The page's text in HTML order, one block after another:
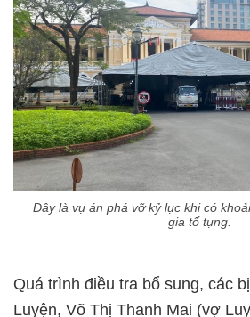
Đây là vụ án phá vỡ kỷ lục khi có
gia tố tụng.
Quá trình điều tra bổ sung, các
Luyện, Võ Thị Thanh Mai (vợ